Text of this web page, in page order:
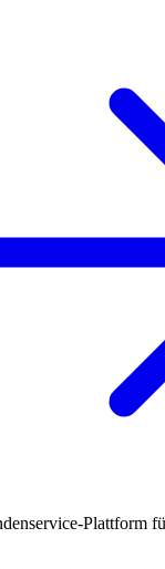
Plattform